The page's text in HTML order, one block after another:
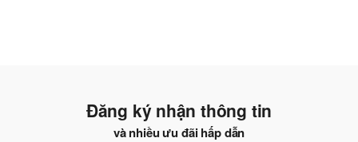
Đăng ký nhận thông tin
và nhiều ưu đãi hấp dẫn